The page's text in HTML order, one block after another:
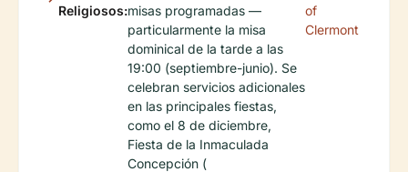
Religiosos:misas programadas —
particularmente la misa
dominical de la tarde a las
19:00 (septiembre-junio). Se
celebran servicios adicionales
en las principales fiestas,
como el 8 de diciembre,
Fiesta de la Inmaculada
Concepción (
of
Clermont